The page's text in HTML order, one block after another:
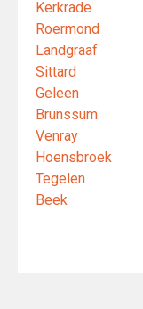
Kerkrade
Roermond
Landgraaf
Sittard
Geleen
Brunssum
Venray
Hoensbroek
Tegelen
Beek